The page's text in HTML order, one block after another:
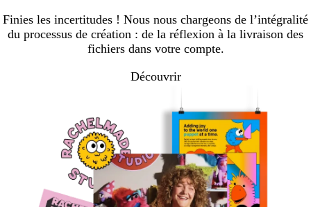
Finies les incertitudes ! Nous nous chargeons de l’intégralité
du processus de création : de la réflexion à la livraison des
fichiers dans votre compte.
Découvrir